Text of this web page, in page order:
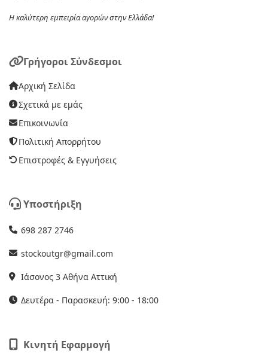
Η καλύτερη εμπειρία αγορών στην Ελλάδα!
Γρήγοροι Σύνδεσμοι
Αρχική Σελίδα
Σχετικά με εμάς
Επικοινωνία
Πολιτική Απορρήτου
Επιστροφές & Εγγυήσεις
Υποστήριξη
698 287 2746
stockoutgr@gmail.com
Ιάσονος 3 Αθήνα Αττική
Δευτέρα - Παρασκευή: 9:00 - 18:00
Κινητή Εφαρμογή